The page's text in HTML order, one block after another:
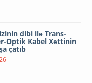
dibi ilə Trans-
Optik Kabel Xəttinin
çatıb